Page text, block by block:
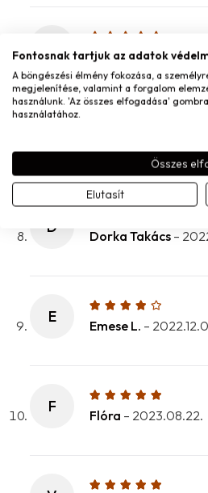
Laura Lázár
D
Dorka Takács –
E
Emese L. –
F
Flóra – 2023.08.22.
Fontosnak tartjuk az adatok
A böngészési élmény fokozása, a
megjelenítése, valamint a forgalom
használunk. 'Az összes elfogadása'
használatához.
Összes
Elutasít